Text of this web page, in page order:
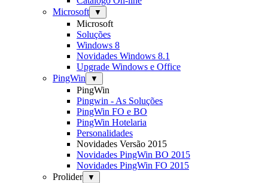
Microsoft
▼
Microsoft
Soluções
Windows 8
Novidades Windows 8.1
Upgrade Windows e Office
PingWin
▼
PingWin
Pingwin - As Soluções
PingWin FO e BO
PingWin Hotelaria
Personalidades
Novidades Versão 2015
Novidades PingWin BO 2015
Novidades PingWin FO 2015
Prolider
▼